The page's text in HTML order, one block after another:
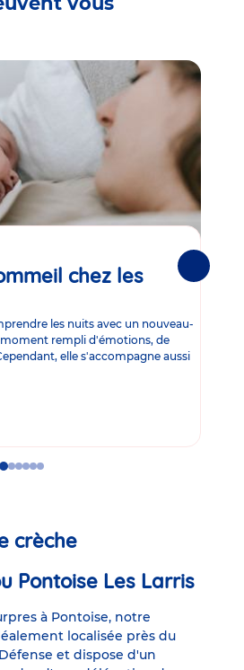
chez les
les nuits avec un nouveau-
rempli d'émotions, de
elle s'accompagne aussi
GoGoGoGo
GoGo
crèche
Pontoise Les Larris
à Pontoise, notre
localisée près du
et dispose d'un